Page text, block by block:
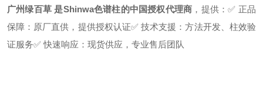
广州绿百草 是Shinwa色谱柱的中国授权代理商 ，提供：✅ 正品
保障：原厂直供，提供授权认证✅ 技术支援：方法开发、柱效验
证服务✅ 快速响应：现货供应，专业售后团队